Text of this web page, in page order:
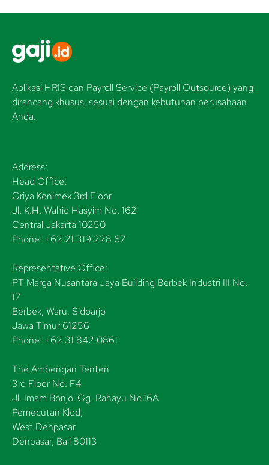
Aplikasi HRIS dan Payroll Service (Payroll Outsource) yang
dirancang khusus, sesuai dengan kebutuhan perusahaan
Anda.
Address:
Head Office:
Griya Konimex 3rd Floor
Jl. K.H. Wahid Hasyim No. 162
Central Jakarta 10250
Phone: +62 21 319 228 67
Representative Office:
PT Marga Nusantara Jaya Building Berbek Industri III No.
17
Berbek, Waru, Sidoarjo
Jawa Timur 61256
Phone: +62 31 842 0861
The Ambengan Tenten
3rd Floor No. F4
Jl. Imam Bonjol Gg. Rahayu No.16A
Pemecutan Klod,
West Denpasar
Denpasar, Bali 80113